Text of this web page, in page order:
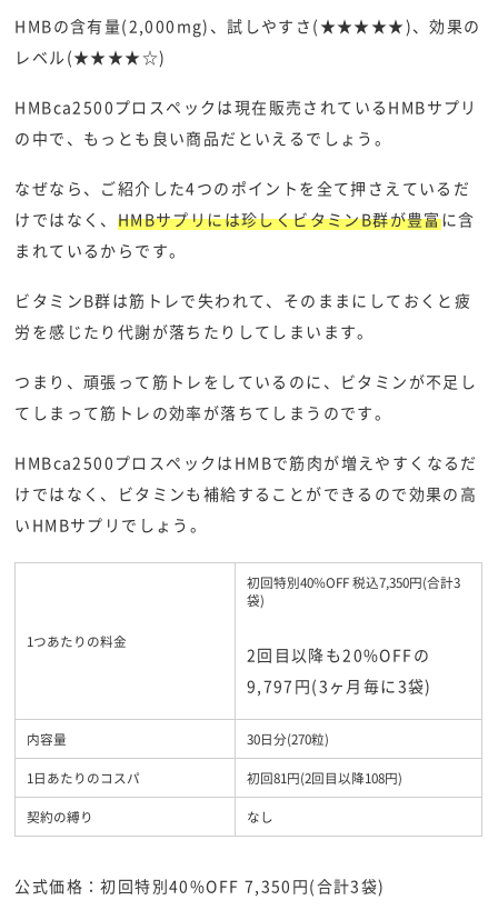
HMBの含有量(2,000mg)、試しやすさ(★★★★★)、効果の
レベル(★★★★☆)
HMBca2500プロスペックは現在販売されているHMBサプリ
の中で、もっとも良い商品だといえるでしょう。
なぜなら、ご紹介した4つのポイントを全て押さえているだ
けではなく、 HMBサプリには珍しくビタミンB群が豊富に含
まれているからです。
ビタミンB群は筋トレで失われて、そのままにしておくと疲
労を感じたり代謝が落ちたりしてしまいます。
つまり、頑張って筋トレをしているのに、ビタミンが不足し
てしまって筋トレの効率が落ちてしまうのです。
HMBca2500プロスペックはHMBで筋肉が増えやすくなるだ
けではなく、ビタミンも補給することができるので効果の高
いHMBサプリでしょう。
1つあたりの料金
初回特別40%OFF 税込7,350円(合計3
袋)
2回目以降も20%OFFの
9,797円(3ヶ月毎に3袋)
内容量
30日分(270粒)
1日あたりのコスパ
初回81円(2回目以降108円)
契約の縛り
なし
公式価格：初回特別40%OFF 7,350円(合計3袋)